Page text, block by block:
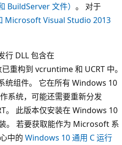
BuildServer 文件） 。 对于
Microsoft Visual Studio 2013
行 DLL 包含在
重构到 vcruntime 和 UCRT 中。
统组件。 它在所有 Windows 10
系统，可能还需要重新分发
。 此版本仅安装在 Windows 10
。 若要获取能作为 Microsoft 系
中的 Windows 10 通用 C 运行